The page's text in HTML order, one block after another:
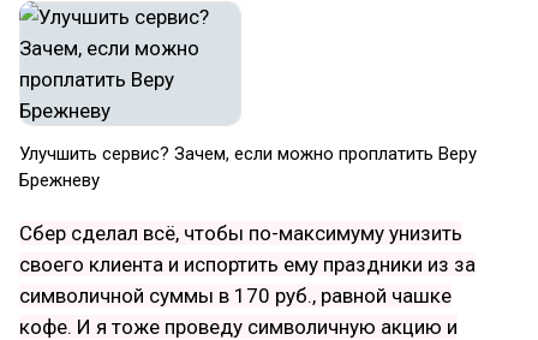
Улучшить сервис? Зачем, если можно проплатить Веру
Брежневу
Сбер сделал всё, чтобы по-максимуму унизить
своего клиента и испортить ему праздники из за
символичной суммы в 170 руб., равной чашке
кофе. И я тоже проведу символичную акцию и